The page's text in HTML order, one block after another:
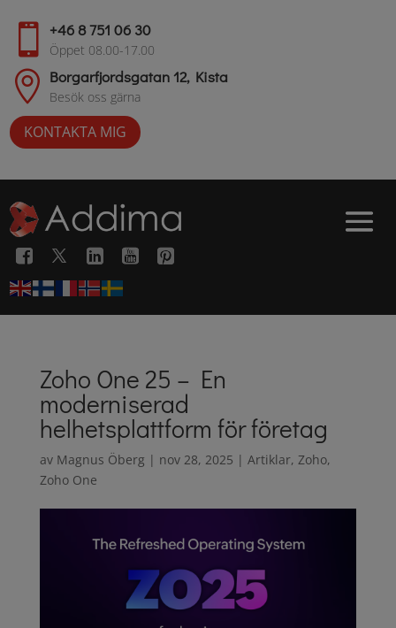
 +46 8 751 06 30
Öppet 08.00-17.00
 Borgarfjordsgatan 12, Kista
Besök oss gärna
KONTAKTA MIG
Zoho One 25 – En
moderniserad
helhetsplattform för företag
av Magnus Öberg | nov 28, 2025 | Artiklar, Zoho,
Zoho One